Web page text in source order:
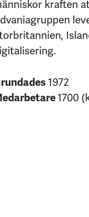
kraften
1972
1700